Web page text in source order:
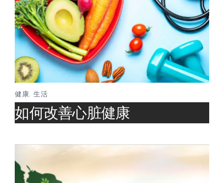
健康,生活
如何改善心脏健康